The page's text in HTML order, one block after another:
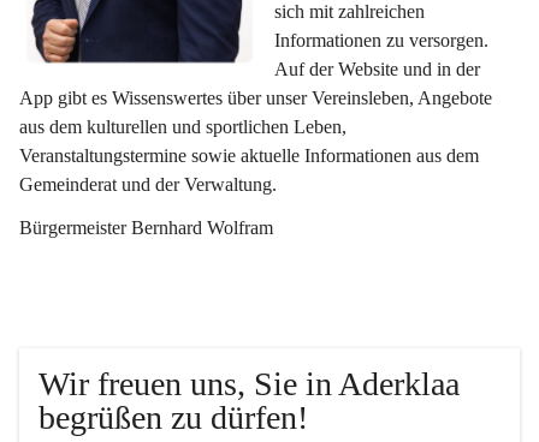
sich mit zahlreichen
Informationen zu versorgen.
Auf der Website und in der
App gibt es Wissenswertes über unser Vereinsleben, Angebote
aus dem kulturellen und sportlichen Leben,
Veranstaltungstermine sowie aktuelle Informationen aus dem
Gemeinderat und der Verwaltung.
Bürgermeister Bernhard Wolfram
Wir freuen uns, Sie in Aderklaa
begrüßen zu dürfen!